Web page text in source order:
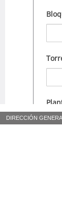
DIRECCIÓN